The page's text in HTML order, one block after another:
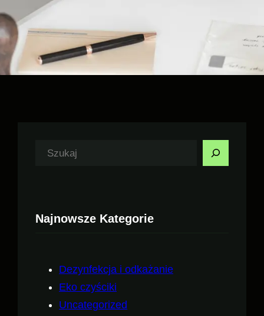
a
Najnowsze Kategorie
Dezynfekcja i odkażanie
Eko czyściki
Uncategorized